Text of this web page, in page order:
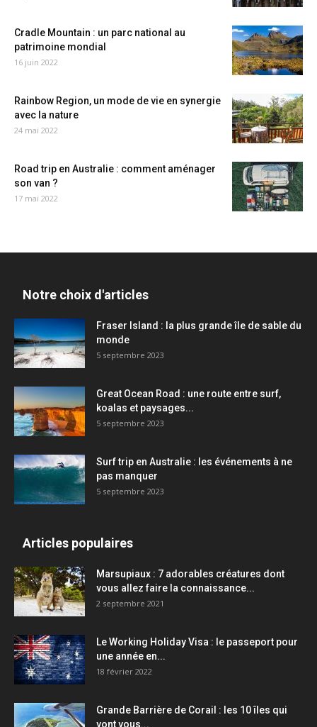
Cradle Mountain : un parc national au
patrimoine mondial
16 juin 2022
Rainbow Region, un mode de vie en synergie
avec la nature
24 mai 2022
Road trip en Australie : comment aménager
son van ?
17 mai 2022
Notre choix d'articles
Fraser Island : la plus grande île de sable du
monde
5 septembre 2023
Great Ocean Road : une route entre surf,
koalas et paysages...
5 septembre 2023
Surf trip en Australie : les événements à ne
pas manquer
5 septembre 2023
Articles populaires
Marsupiaux : 7 adorables créatures dont
vous allez faire la connaissance...
2 septembre 2021
Le Working Holiday Visa : le passeport pour
une année en...
18 février 2022
Grande Barrière de Corail : les 10 îles qui
vont vous...